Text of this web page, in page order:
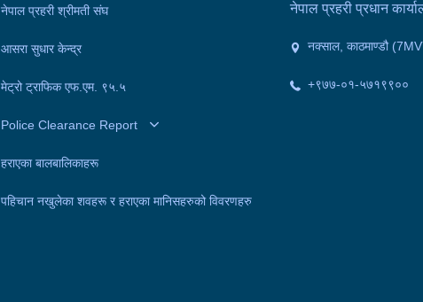
नेपाल प्रहरी श्रीमती संघ
आसरा सुधार केन्द्र
मेट्रो ट्राफिक एफ.एम. ९५.५
Police Clearance Report
हराएका बालबालिकाहरू
पहिचान नखुलेका शवहरू र हराएका मानिसहरुको विवरणहरु
नेपाल प्रहरी प्रधान
नक्साल, काठमाण्डौ
+९७७-०१-५७१९९००